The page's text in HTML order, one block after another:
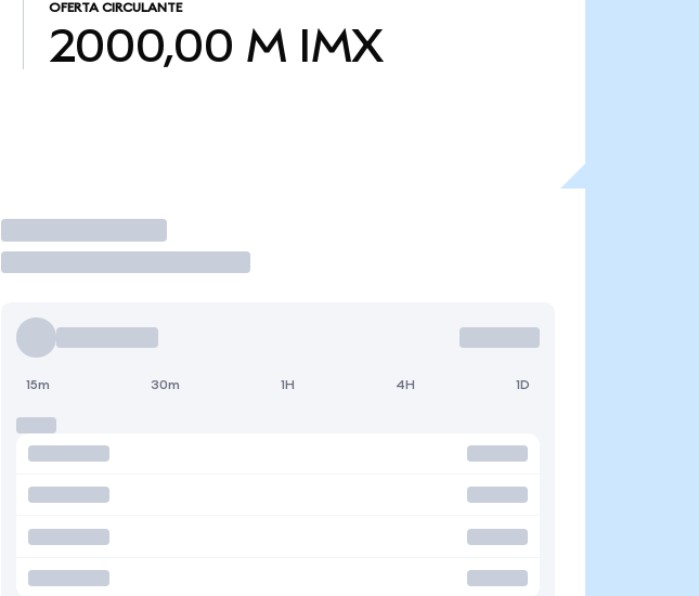
OFERTA CIRCULANTE
2000,00 M IMX
Operar
15m 30m 1H 4H 1D